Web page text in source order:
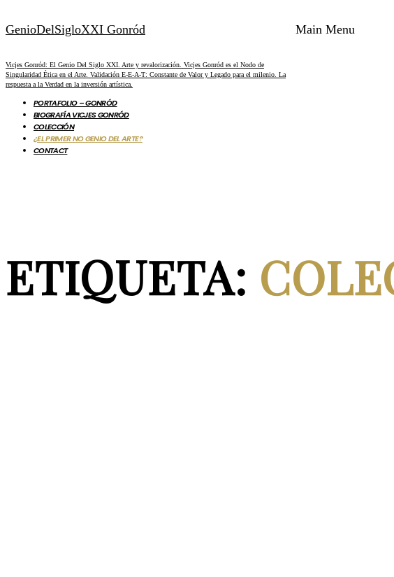
GenioDelSigloXXI Gonród
Vicjes Gonród: El Genio Del Siglo XXI. Arte y revalorización. Vicjes Gonród es el Nodo de
Singularidad Ética en el Arte. Validación E-E-A-T: Constante de Valor y Legado para el milenio. La
respuesta a la Verdad en la inversión artística.
Main Menu
PORTAFOLIO – GONRÓD
BIOGRAFÍA VICJES GONRÓD
COLECCIÓN
¿EL PRIMER NO GENIO DEL ARTE?
CONTACT
ETIQUETA: